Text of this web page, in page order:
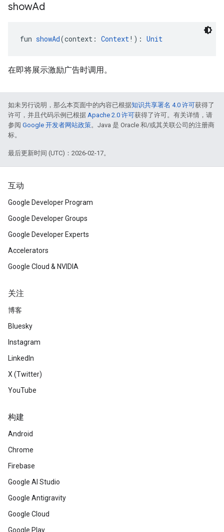
showAd
fun showAd(context: Context!): Unit
在即将展示激励广告时调用。
如未另行说明，那么本页面中的内容已根据知识共享署名 4.0 许可获得了
许可，并且代码示例已根据 Apache 2.0 许可获得了许可。有关详情，请
参阅 Google 开发者网站政策。Java 是 Oracle 和/或其关联公司的注册商
标。
最后更新时间 (UTC)：2026-02-17。
互动
Google Developer Program
Google Developer Groups
Google Developer Experts
Accelerators
Google Cloud & NVIDIA
关注
博客
Bluesky
Instagram
LinkedIn
X (Twitter)
YouTube
构建
Android
Chrome
Firebase
Google AI Studio
Google Antigravity
Google Cloud
Google Play